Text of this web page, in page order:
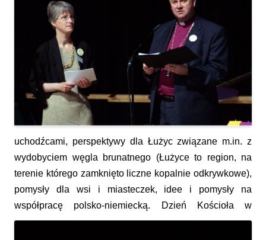
uchodźcami, perspektywy dla Łużyc związane m.in. z
wydobyciem węgla brunatnego (Łużyce to region, na
terenie którego zamknięto liczne kopalnie odkrywkowe),
pomysły dla wsi i miasteczek, idee i pomysły na
współpracę polsko-niemiecką.
Dzień Kościoła w